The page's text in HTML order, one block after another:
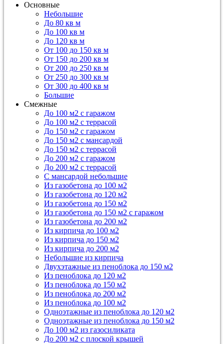
Основные
Небольшие
До 80 кв м
До 100 кв м
До 120 кв м
От 100 до 150 кв м
От 150 до 200 кв м
От 200 до 250 кв м
От 250 до 300 кв м
От 300 до 400 кв м
Большие
Смежные
До 100 м2 с гаражом
До 100 м2 с террасой
До 150 м2 с гаражом
До 150 м2 с мансардой
До 150 м2 с террасой
До 200 м2 с гаражом
До 200 м2 с террасой
С мансардой небольшие
Из газобетона до 100 м2
Из газобетона до 120 м2
Из газобетона до 150 м2
Из газобетона до 150 м2 с гаражом
Из газобетона до 200 м2
Из кирпича до 100 м2
Из кирпича до 150 м2
Из кирпича до 200 м2
Небольшие из кирпича
Двухэтажные из пеноблока до 150 м2
Из пеноблока до 120 м2
Из пеноблока до 150 м2
Из пеноблока до 200 м2
Из пеноблока до 100 м2
Одноэтажные из пеноблока до 120 м2
Одноэтажные из пеноблока до 150 м2
До 100 м2 из газосиликата
До 200 м2 с плоской крышей